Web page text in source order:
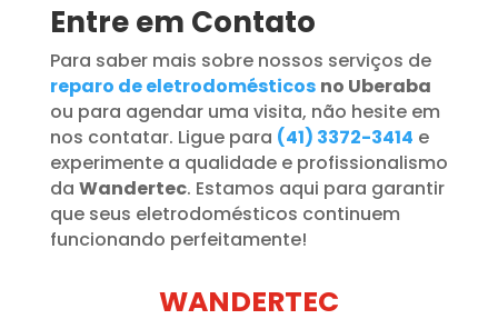
Entre em Contato
Para saber mais sobre nossos serviços de
reparo de eletrodomésticos no Uberaba
ou para agendar uma visita, não hesite em
nos contatar. Ligue para (41) 3372-3414 e
experimente a qualidade e profissionalismo
da Wandertec. Estamos aqui para garantir
que seus eletrodomésticos continuem
funcionando perfeitamente!
WANDERTEC